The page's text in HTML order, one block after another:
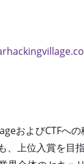
およびCTFへの
上位入賞を目